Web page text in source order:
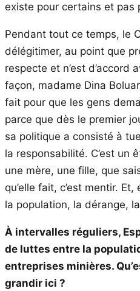
existe pour certains et pas
Pendant tout ce temps, le
délégitimer, au point que
respecte et n’est d’accord
façon, madame Dina
fait pour que les gens
parce que dès le premier
sa politique a consisté à
la responsabilité. C’est un
une mère, une fille, que
qu’elle fait, c’est mentir.
la population, la dérange,
À intervalles réguliers,
de luttes entre la
entreprises minières.
grandir ici ?